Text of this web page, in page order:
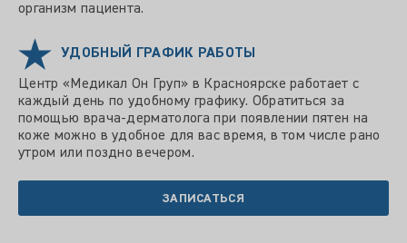
организм пациента.
УДОБНЫЙ ГРАФИК РАБОТЫ
Центр «Медикал Он Груп» в Красноярске работает с
каждый день по удобному графику. Обратиться за
помощью врача-дерматолога при появлении пятен на
коже можно в удобное для вас время, в том числе рано
утром или поздно вечером.
ЗАПИСАТЬСЯ